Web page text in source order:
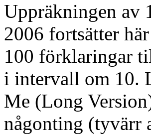
Uppräkningen av
2006 fortsätter
100 förklaringar
i intervall om 10.
Me (Long
någonting